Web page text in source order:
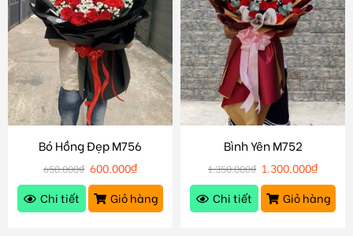
Bó Hồng Đẹp M756
650.000₫ 600.000₫
Chi tiết
Giỏ hàng
Bình Yên M752
1.350.000₫ 1.300.000₫
Chi tiết
Giỏ hàng